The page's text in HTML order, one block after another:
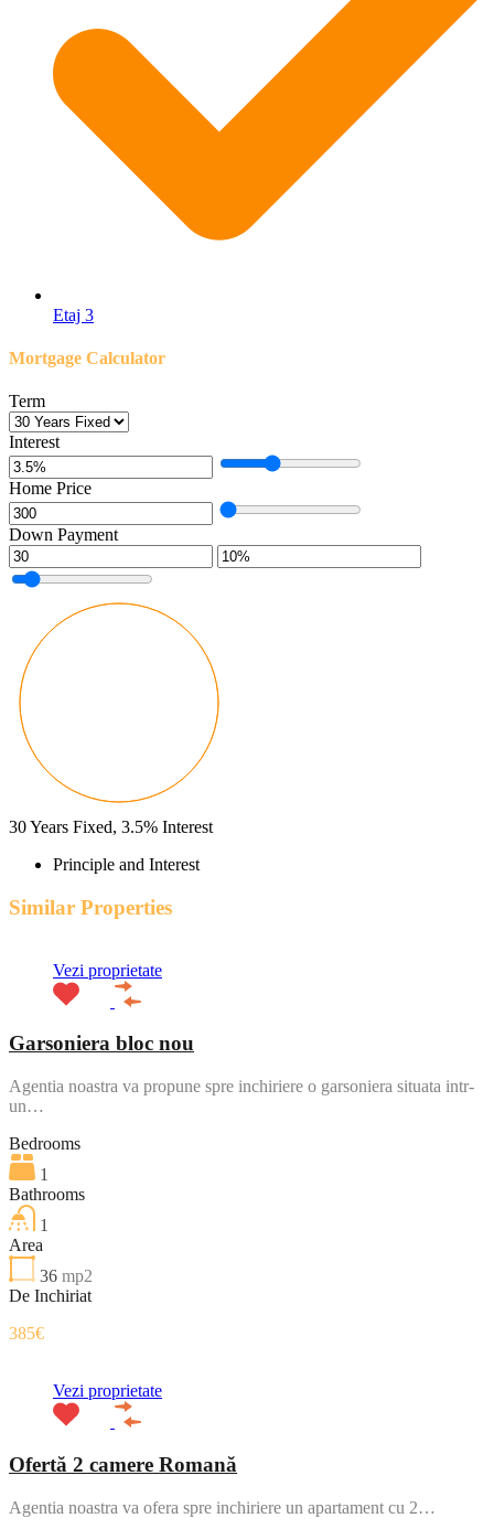
Etaj 3
Mortgage Calculator
Term
Interest
Home Price
Down Payment
30Years Fixed, 3.5% Interest
Principle and Interest
Similar Properties
Vezi proprietate
Garsoniera bloc nou
Agentia noastra va propune spre inchiriere o garsoniera situata intr-
un…
Bedrooms
1
Bathrooms
1
Area
36 mp2
De Inchiriat
385€
Vezi proprietate
Ofertă 2 camere Romană
Agentia noastra va ofera spre inchiriere un apartament cu 2…